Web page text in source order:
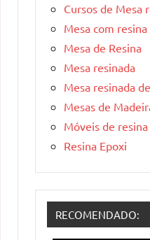
Cursos de Mesa
Mesa com
Mesa de Resina
Mesa resinada
Mesa resinada
Mesas de
Móveis de resina
Resina Epoxi
RECOMENDADO: